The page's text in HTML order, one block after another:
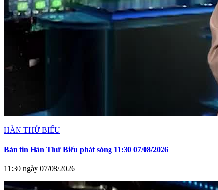
HÀN THỬ BIỂU
Bản tin Hàn Thử Biểu phát sóng 11:30 07/08/2026
11:30 ngày 07/08/2026